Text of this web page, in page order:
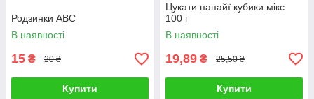
Родзинки АВС
В наявності
15 ₴ 20 ₴
Купити
Цукати папайї кубики мікс
100 г
В наявності
19,89 ₴ 25,50 ₴
Купити